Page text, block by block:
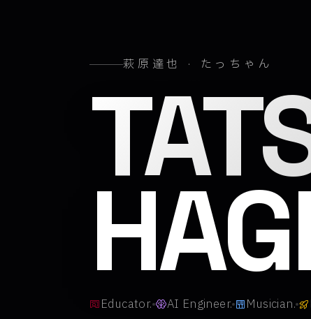
萩原達也 · たっちゃん
萩
Educator. AI Engineer. Musician.